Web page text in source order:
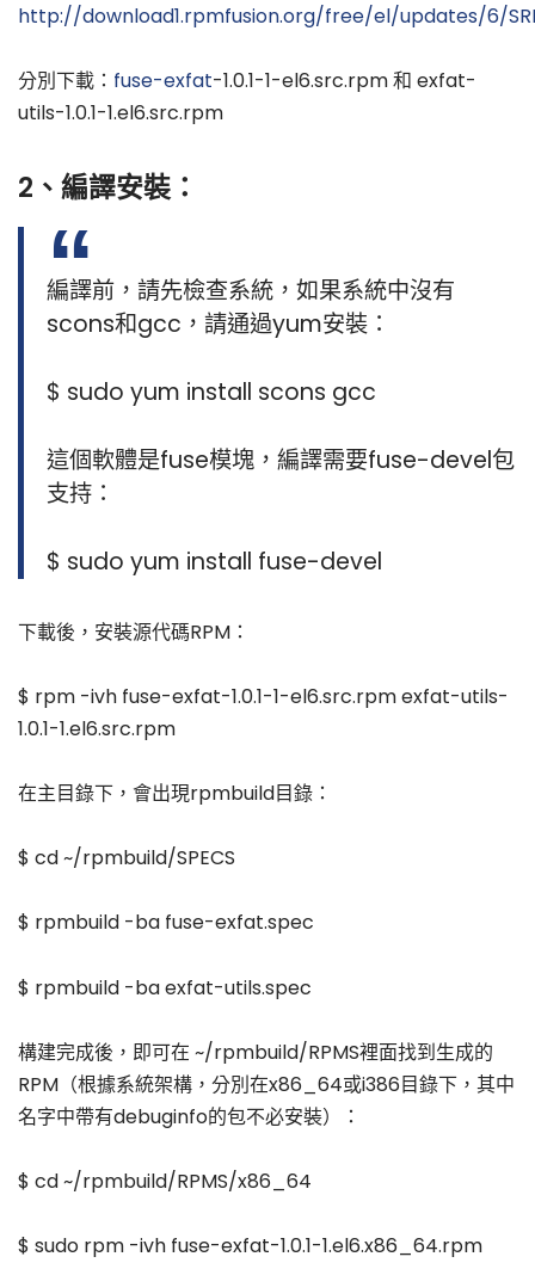
http://download1.rpmfusion.org/free/el/updates/6/
分別下載： fuse-exfat-1.0.1-1-el6.src.rpm 和 exfat-
utils-1.0.1-1.el6.src.rpm
2、編譯安裝：
編譯前，請先檢查系統，如果系統中沒有
scons和gcc，請通過yum安裝：
$ sudo yum install scons gcc
這個軟體是fuse模塊，編譯需要fuse-devel包
支持：
$ sudo yum install fuse-devel
下載後，安裝源代碼RPM：
$ rpm -ivh fuse-exfat-1.0.1-1-el6.src.rpm exfat-utils-
1.0.1-1.el6.src.rpm
在主目錄下，會出現rpmbuild目錄：
$ cd ~/rpmbuild/SPECS
$ rpmbuild -ba fuse-exfat.spec
$ rpmbuild -ba exfat-utils.spec
構建完成後，即可在 ~/rpmbuild/RPMS裡面找到生成的
RPM（根據系統架構，分別在x86_64或i386目錄下，其中
名字中帶有debuginfo的包不必安裝）：
$ cd ~/rpmbuild/RPMS/x86_64
$ sudo rpm -ivh fuse-exfat-1.0.1-1.el6.x86_64.rpm